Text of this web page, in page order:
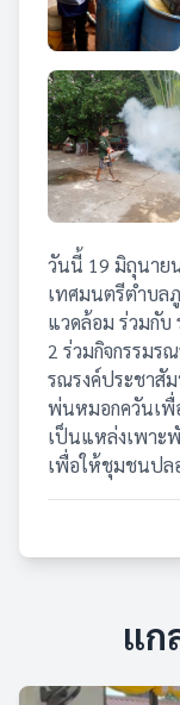
วันนี้ 19 มิถุนาย
เทศมนตรีตำบล
แวดล้อม ร่วมกั
2 ร่วมกิจกรรมร
รณรงค์ประชาสัม
พ่นหมอกควันเพื่
เป็นแหล่งเพาะ
เพื่อให้ชุมชนปล
แก